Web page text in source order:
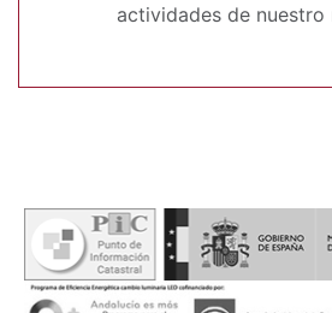
actividades de nuestro